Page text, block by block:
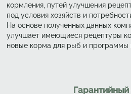
кормления, путей улучшения
под условия хозяйств и
На основе полученных данных
улучшает имеющиеся рецептуры
новые корма для рыб и программы
Гарантийный